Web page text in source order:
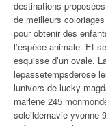
destinations
de meilleurs
pour obtenir des
l’espèce animale. Et
esquisse d’un ovale.
lepassetempsderose
lunivers-de-lucky
marlene 245
soleildemavie yvonne